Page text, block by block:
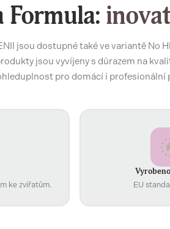
Formula:
jsou dostupné také ve variantě No
jsou vyvíjeny s důrazem na
pro domácí i profesionální
ke zvířatům. EU